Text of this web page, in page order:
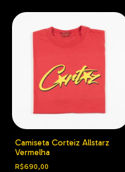
Camiseta Corteiz Allstarz
Vermelha
R$690,00